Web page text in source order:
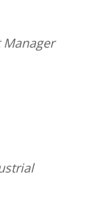
Manager